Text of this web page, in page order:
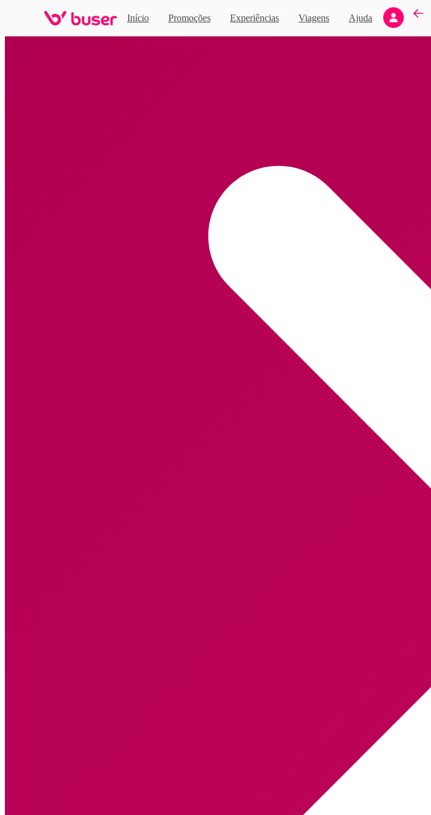
Início Promoções Experiências Viagens Ajuda
Home